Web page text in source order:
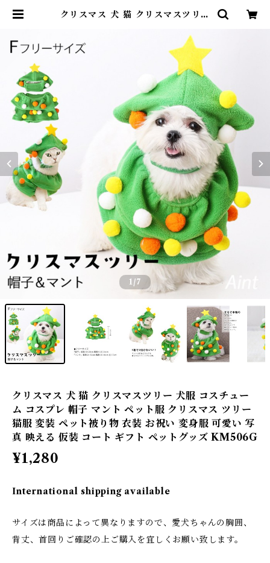
クリスマス 犬 猫 クリスマスツリー
ント ペット服 クリスマス ツリー 猫
服 変装 ペット被り物 衣装 お祝い
変身服 可愛い 写真 映える 仮装 コ
ート ギフト ペットグッズ KM506
G | DearKM ❤︎フレンチブルドッ
1 /7
クリスマス 犬 猫 クリスマスツリー 犬服 コスチュー
ム コスプレ 帽子 マント ペット服 クリスマス ツリー
猫服 変装 ペット被り物 衣装 お祝い 変身服 可愛い 写
真 映える 仮装 コート ギフト ペットグッズ KM506G
¥1,280
International shipping available
サイズは商品によって異なりますので、愛犬ちゃんの胸囲、
背丈、首回りご確認の上ご購入を宜しくお願い致します。